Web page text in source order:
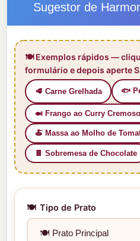
Sugestor de
🍽️ Exemplos rápidos —
formulário e depois aperte
🥩 Carne Grelhada 🐟
🍛 Frango ao Curry Cremoso
🍝 Massa ao Molho de
🍫 Sobremesa de Chocolate
🍽️ Tipo de Prato